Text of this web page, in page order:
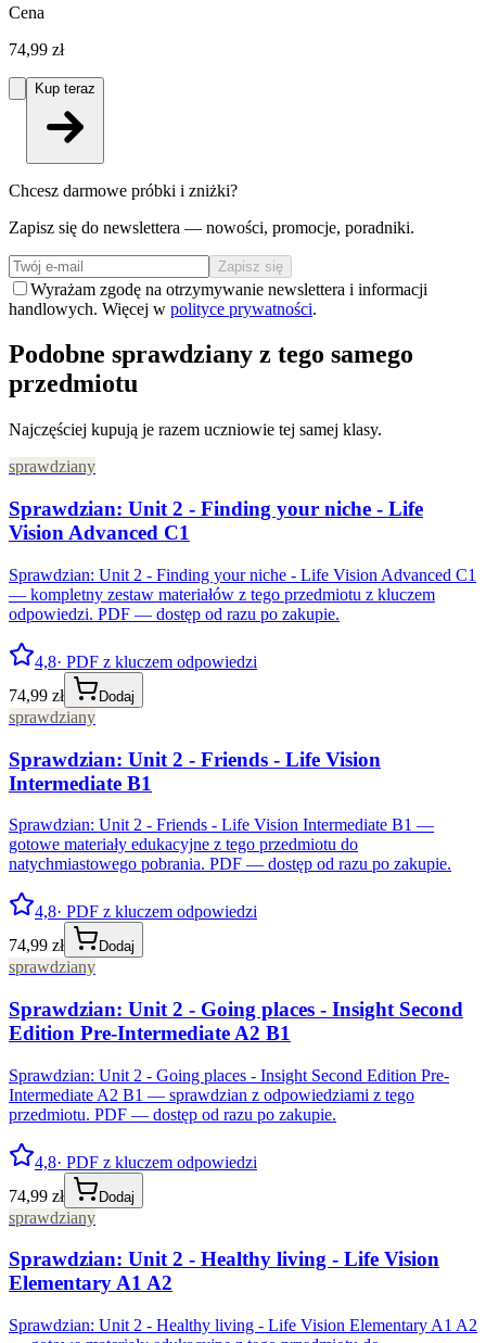
Cena
74,99 zł
Kup teraz
Chcesz darmowe próbki i zniżki?
Zapisz się do newslettera — nowości, promocje, poradniki.
Zapisz się
Wyrażam zgodę na otrzymywanie newslettera i informacji
handlowych. Więcej w polityce prywatności.
Podobne sprawdziany z tego samego
przedmiotu
Najczęściej kupują je razem uczniowie tej samej klasy.
sprawdziany
Sprawdzian: Unit 2 - Finding your niche - Life
Vision Advanced C1
Sprawdzian: Unit 2 - Finding your niche - Life Vision Advanced C1
— kompletny zestaw materiałów z tego przedmiotu z kluczem
odpowiedzi. PDF — dostęp od razu po zakupie.
4,8· PDF z kluczem odpowiedzi
74,99 zł
Dodaj
sprawdziany
Sprawdzian: Unit 2 - Friends - Life Vision
Intermediate B1
Sprawdzian: Unit 2 - Friends - Life Vision Intermediate B1 —
gotowe materiały edukacyjne z tego przedmiotu do
natychmiastowego pobrania. PDF — dostęp od razu po zakupie.
4,8· PDF z kluczem odpowiedzi
74,99 zł
Dodaj
sprawdziany
Sprawdzian: Unit 2 - Going places - Insight Second
Edition Pre-Intermediate A2 B1
Sprawdzian: Unit 2 - Going places - Insight Second Edition Pre-
Intermediate A2 B1 — sprawdzian z odpowiedziami z tego
przedmiotu. PDF — dostęp od razu po zakupie.
4,8· PDF z kluczem odpowiedzi
74,99 zł
Dodaj
sprawdziany
Sprawdzian: Unit 2 - Healthy living - Life Vision
Elementary A1 A2
Sprawdzian: Unit 2 - Healthy living - Life Vision Elementary A1 A2